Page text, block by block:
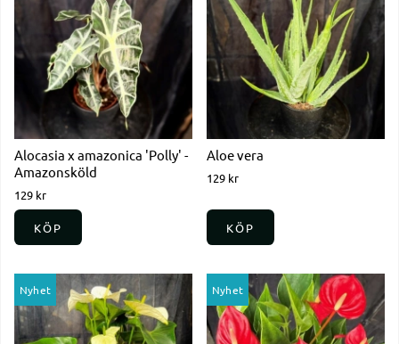
Alocasia x amazonica 'Polly' -
Amazonsköld
129 kr
KÖP
Aloe vera
129 kr
KÖP
Nyhet Nyhet